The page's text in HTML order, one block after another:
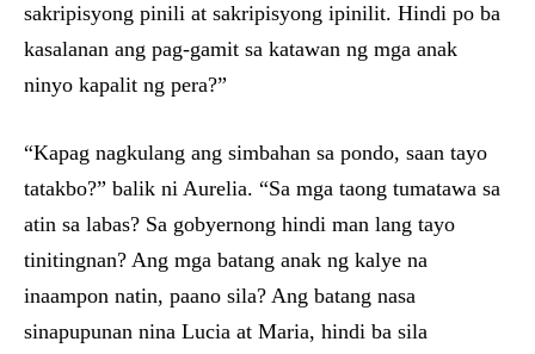
sakripisyong pinili at sakripisyong ipinilit. Hindi po ba
kasalanan ang pag-gamit sa katawan ng mga anak
ninyo kapalit ng pera?”
“Kapag nagkulang ang simbahan sa pondo, saan tayo
tatakbo?” balik ni Aurelia. “Sa mga taong tumatawa sa
atin sa labas? Sa gobyernong hindi man lang tayo
tinitingnan? Ang mga batang anak ng kalye na
inaampon natin, paano sila? Ang batang nasa
sinapupunan nina Lucia at Maria, hindi ba sila